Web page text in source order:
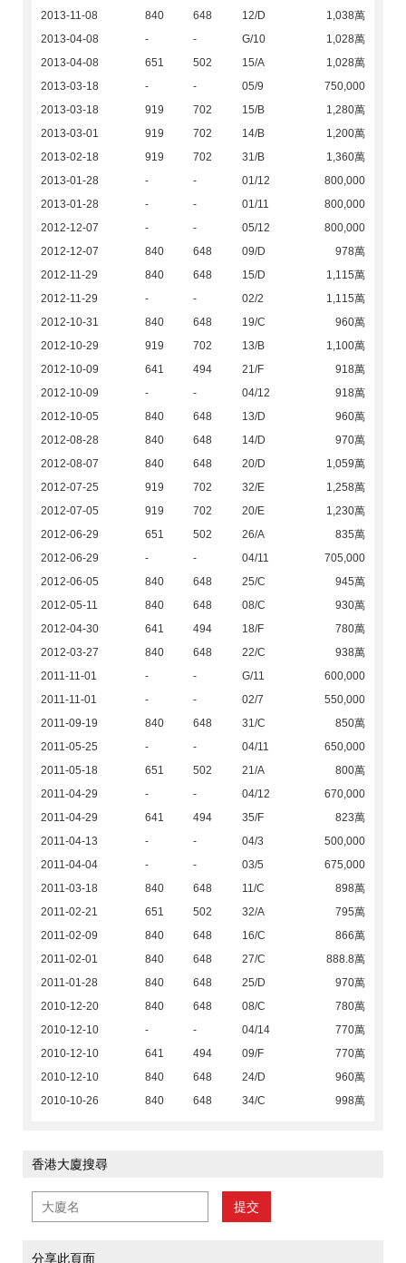
2013-11-08
840 648 12/D
1,038萬
2013-04-08
- - G/10
1,028萬
2013-04-08
651 502 15/A
1,028萬
2013-03-18
- - 05/9
750,000
2013-03-18
919 702 15/B
1,280萬
2013-03-01
919 702 14/B
1,200萬
2013-02-18
919 702 31/B
1,360萬
2013-01-28
- - 01/12
800,000
2013-01-28
- - 01/11
800,000
2012-12-07
- - 05/12
800,000
2012-12-07
840 648 09/D
978萬
2012-11-29
840 648 15/D
1,115萬
2012-11-29
- - 02/2
1,115萬
2012-10-31
840 648 19/C
960萬
2012-10-29
919 702 13/B
1,100萬
2012-10-09
641 494 21/F
918萬
2012-10-09
- - 04/12
918萬
2012-10-05
840 648 13/D
960萬
2012-08-28
840 648 14/D
970萬
2012-08-07
840 648 20/D
1,059萬
2012-07-25
919 702 32/E
1,258萬
2012-07-05
919 702 20/E
1,230萬
2012-06-29
651 502 26/A
835萬
2012-06-29
- - 04/11
705,000
2012-06-05
840 648 25/C
945萬
2012-05-11
840 648 08/C
930萬
2012-04-30
641 494 18/F
780萬
2012-03-27
840 648 22/C
938萬
2011-11-01
- - G/11
600,000
2011-11-01
- - 02/7
550,000
2011-09-19
840 648 31/C
850萬
2011-05-25
- - 04/11
650,000
2011-05-18
651 502 21/A
800萬
2011-04-29
- - 04/12
670,000
2011-04-29
641 494 35/F
823萬
2011-04-13
- - 04/3
500,000
2011-04-04
- - 03/5
675,000
2011-03-18
840 648 11/C
898萬
2011-02-21
651 502 32/A
795萬
2011-02-09
840 648 16/C
866萬
2011-02-01
840 648 27/C
888.8萬
2011-01-28
840 648 25/D
970萬
2010-12-20
840 648 08/C
780萬
2010-12-10
- - 04/14
770萬
2010-12-10
641 494 09/F
770萬
2010-12-10
840 648 24/D
960萬
2010-10-26
840 648 34/C 998萬
香港大廈搜尋
提交
分享此頁面